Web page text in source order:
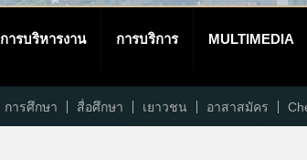
การบริหารงาน การบริการ MULTIMEDIA
การศึกษา สื่อศึกษา เยาวชน อาสาสมัคร